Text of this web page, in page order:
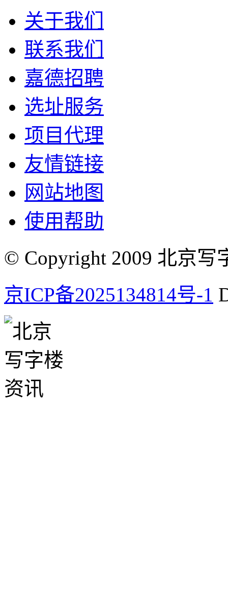
关于我们
联系我们
嘉德招聘
选址服务
项目代理
友情链接
网站地图
使用帮助
© Copyright 2009 北京写
京ICP备2025134814号-1